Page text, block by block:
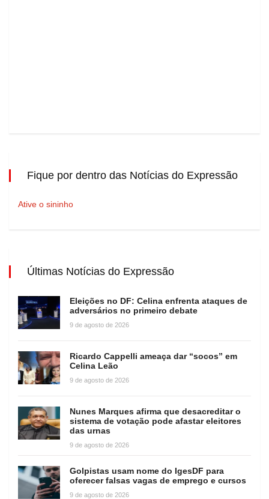
Fique por dentro das Notícias do Expressão
Ative o sininho
Últimas Notícias do Expressão
Eleições no DF: Celina enfrenta ataques de
adversários no primeiro debate
9 de agosto de 2026
Ricardo Cappelli ameaça dar “socos” em
Celina Leão
9 de agosto de 2026
Nunes Marques afirma que desacreditar o
sistema de votação pode afastar eleitores
das urnas
9 de agosto de 2026
Golpistas usam nome do IgesDF para
oferecer falsas vagas de emprego e cursos
9 de agosto de 2026